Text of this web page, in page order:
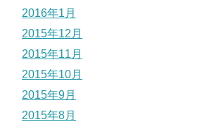
2016年1月
2015年12月
2015年11月
2015年10月
2015年9月
2015年8月